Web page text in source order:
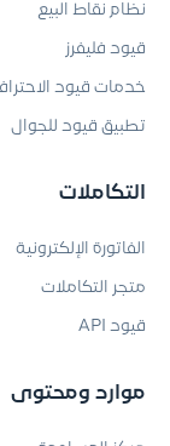
نظام نقاط البيع
قيود فليفرز
خدمات قيود
تطبيق قيود للجوال
التكاملات
الفاتورة الإلكترونية
متجر التكاملات
قيود API
موارد ومحتوى